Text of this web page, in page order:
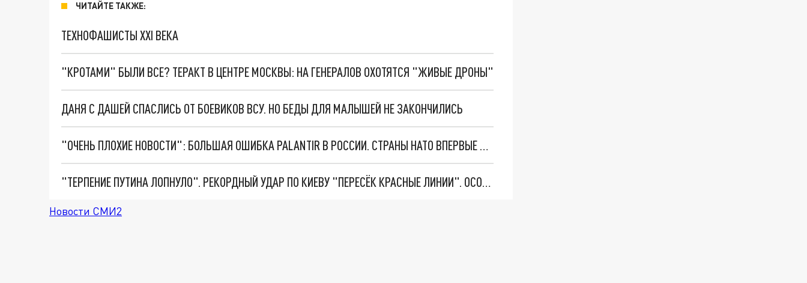
ЧИТАЙТЕ ТАКЖЕ:
ТЕХНОФАШИСТЫ XXI ВЕКА
"КРОТАМИ" БЫЛИ ВСЕ? ТЕРАКТ В ЦЕНТРЕ МОСКВЫ: НА ГЕНЕРАЛОВ ОХОТЯТСЯ "ЖИВЫЕ ДРОНЫ"
ДАНЯ С ДАШЕЙ СПАСЛИСЬ ОТ БОЕВИКОВ ВСУ. НО БЕДЫ ДЛЯ МАЛЫШЕЙ НЕ ЗАКОНЧИЛИСЬ
"ОЧЕНЬ ПЛОХИЕ НОВОСТИ": БОЛЬШАЯ ОШИБКА PALANTIR В РОССИИ. СТРАНЫ НАТО ВПЕРВЫЕ ЗА СВО ОСТАНОВИЛИ ПОСТАВКИ ОРУЖИЯ. ВСУ ТЕРЯЮТ ПРИГРАНИЧЬЕ?
"ТЕРПЕНИЕ ПУТИНА ЛОПНУЛО". РЕКОРДНЫЙ УДАР ПО КИЕВУ "ПЕРЕСЁК КРАСНЫЕ ЛИНИИ". ОСОБЫЕ СПЕЦЫ КНДР НА ЛБС? ТАЙНЫЕ ПЕРЕГОВОРЫ ЕВРОПЫ И МОСКВЫ
Новости СМИ2